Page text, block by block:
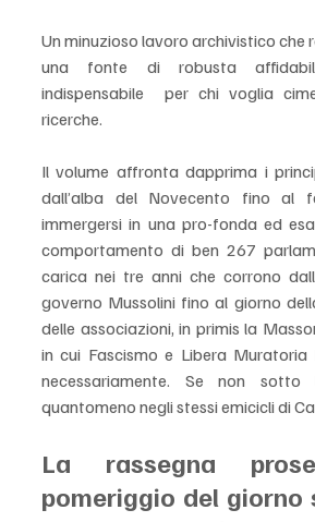
Un minuzioso lavoro archivistico che
una fonte di robusta
indispensabile  per chi voglia
ricerche.
Il volume affronta dapprima i
dall’alba del Novecento fino al
immergersi in una pro-fonda ed
comportamento di ben 267
carica nei tre anni che corrono
governo Mussolini fino al giorno
delle associazioni, in primis la
in cui Fascismo e Libera Muratoria
necessariamente. Se non
quantomeno negli stessi emicicli di
La rassegna
pomeriggio del giorno